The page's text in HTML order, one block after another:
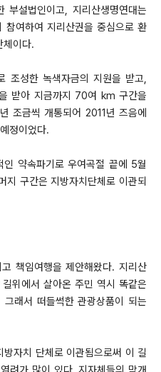
부설법인이고, 지리산생명연대는
참여하여 지리산권을 중심으로 환
체이다.
조성한 녹색자금의 지원을 받고,
받아 지금까지 70여 km 구간을
조금씩 개통되어 2011년 즈음에
정이었다.
약속파기로 우여곡절 끝에 5월
구간은 지방자치단체로 이관되
책임여행을 제안해왔다. 지리산
위에서 살아온 주민 역시 똑같은
래서 떠들썩한 관광상품이 되는
방자치 단체로 이관됨으로써 이 길